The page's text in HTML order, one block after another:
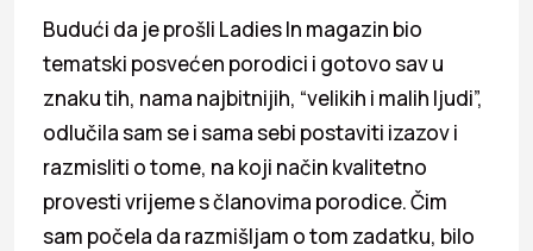
Budući da je prošli Ladies In magazin bio
tematski posvećen porodici i gotovo sav u
znaku tih, nama najbitnijih, “velikih i malih ljudi”,
odlučila sam se i sama sebi postaviti izazov i
razmisliti o tome, na koji način kvalitetno
provesti vrijeme s članovima porodice. Čim
sam počela da razmišljam o tom zadatku, bilo